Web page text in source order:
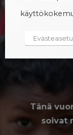
Tänä
soivat